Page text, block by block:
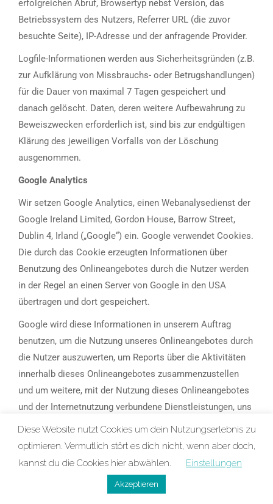
erfolgreichen Abruf, Browsertyp nebst Version, das
Betriebssystem des Nutzers, Referrer URL (die zuvor
besuchte Seite), IP-Adresse und der anfragende Provider.
Logfile-Informationen werden aus Sicherheitsgründen (z.B.
zur Aufklärung von Missbrauchs- oder Betrugshandlungen)
für die Dauer von maximal 7 Tagen gespeichert und
danach gelöscht. Daten, deren weitere Aufbewahrung zu
Beweiszwecken erforderlich ist, sind bis zur endgültigen
Klärung des jeweiligen Vorfalls von der Löschung
ausgenommen.
Google Analytics
Wir setzen Google Analytics, einen Webanalysedienst der
Google Ireland Limited, Gordon House, Barrow Street,
Dublin 4, Irland („Google“) ein. Google verwendet Cookies.
Die durch das Cookie erzeugten Informationen über
Benutzung des Onlineangebotes durch die Nutzer werden
in der Regel an einen Server von Google in den USA
übertragen und dort gespeichert.
Google wird diese Informationen in unserem Auftrag
benutzen, um die Nutzung unseres Onlineangebotes durch
die Nutzer auszuwerten, um Reports über die Aktivitäten
innerhalb dieses Onlineangebotes zusammenzustellen
und um weitere, mit der Nutzung dieses Onlineangebotes
und der Internetnutzung verbundene Dienstleistungen, uns
gegenüber zu erbringen. Dabei können aus den
verarbeiteten Daten pseudonyme Nutzungsprofile der
Wir setzen Google Analytics nur mit aktivierter IP-
Anonymisierung ein. Das bedeutet, die IP-Adresse der
Diese Website nutzt Cookies um dein Nutzungserlebnis zu
optimieren. Vermutlich stört es dich nicht, wenn aber doch,
kannst du die Cookies hier abwählen.
Einstellungen
Akzeptieren